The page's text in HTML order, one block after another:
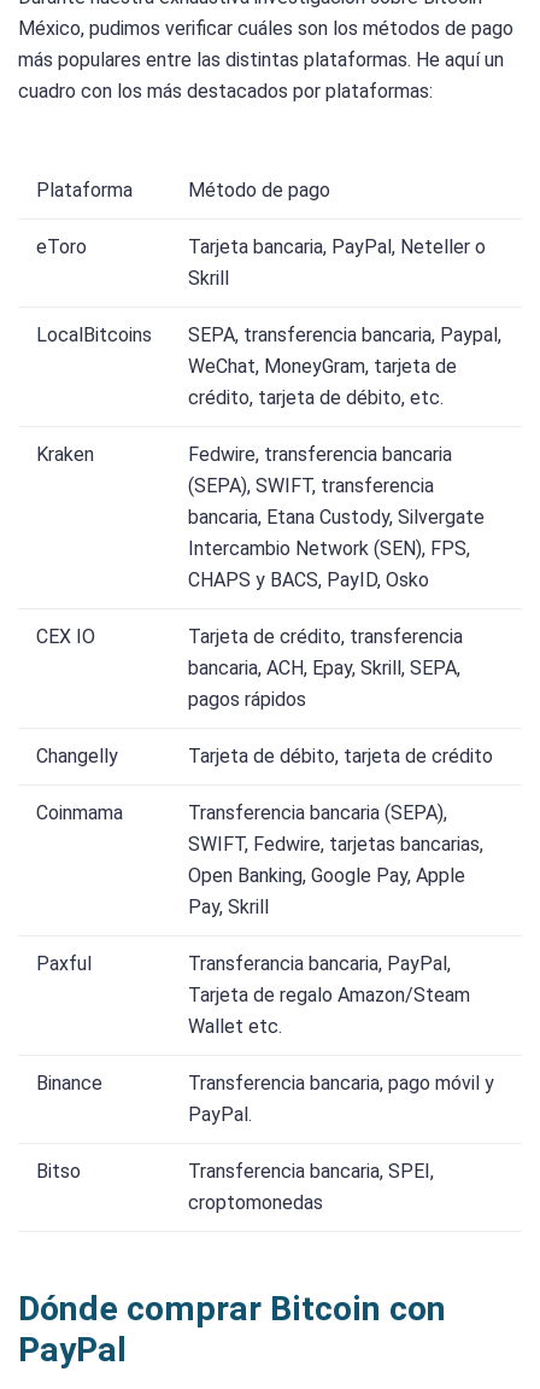
México, pudimos verificar cuáles son los métodos de pago
más populares entre las distintas plataformas. He aquí un
cuadro con los más destacados por plataformas:
Plataforma Método de pago
eToro
Tarjeta bancaria, PayPal, Neteller o
Skrill
LocalBitcoins
SEPA, transferencia bancaria, Paypal,
WeChat, MoneyGram, tarjeta de
crédito, tarjeta de débito, etc.
Kraken
Fedwire, transferencia bancaria
(SEPA), SWIFT, transferencia
bancaria, Etana Custody, Silvergate
Intercambio Network (SEN), FPS,
CHAPS y BACS, PayID, Osko
CEX IO
Tarjeta de crédito, transferencia
bancaria, ACH, Epay, Skrill, SEPA,
pagos rápidos
Changelly Tarjeta de débito, tarjeta de crédito
Coinmama
Transferencia bancaria (SEPA),
SWIFT, Fedwire, tarjetas bancarias,
Open Banking, Google Pay, Apple
Pay, Skrill
Paxful
Transferancia bancaria, PayPal,
Tarjeta de regalo Amazon/Steam
Wallet etc.
Binance
Transferencia bancaria, pago móvil y
PayPal.
Bitso
Transferencia bancaria, SPEI,
croptomonedas
Dónde comprar Bitcoin con
PayPal